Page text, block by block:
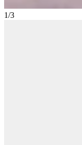
1/3